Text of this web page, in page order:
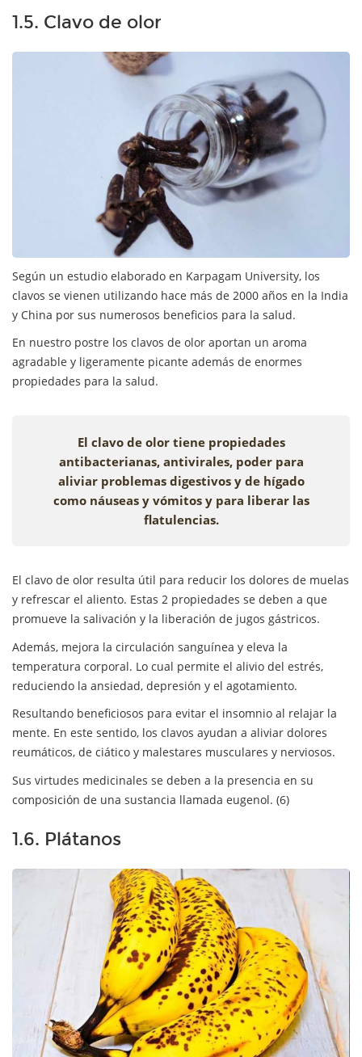
1.5. Clavo de olor
Según un estudio elaborado en Karpagam University, los
clavos se vienen utilizando hace más de 2000 años en la India
y China por sus numerosos beneficios para la salud.
En nuestro postre los clavos de olor aportan un aroma
agradable y ligeramente picante además de enormes
propiedades para la salud.
El clavo de olor tiene propiedades
antibacterianas, antivirales, poder para
aliviar problemas digestivos y de hígado
como náuseas y vómitos y para liberar las
flatulencias.
El clavo de olor resulta útil para reducir los dolores de muelas
y refrescar el aliento. Estas 2 propiedades se deben a que
promueve la salivación y la liberación de jugos gástricos.
Además, mejora la circulación sanguínea y eleva la
temperatura corporal. Lo cual permite el alivio del estrés,
reduciendo la ansiedad, depresión y el agotamiento.
Resultando beneficiosos para evitar el insomnio al relajar la
mente. En este sentido, los clavos ayudan a aliviar dolores
reumáticos, de ciático y malestares musculares y nerviosos.
Sus virtudes medicinales se deben a la presencia en su
composición de una sustancia llamada eugenol. (6)
1.6. Plátanos